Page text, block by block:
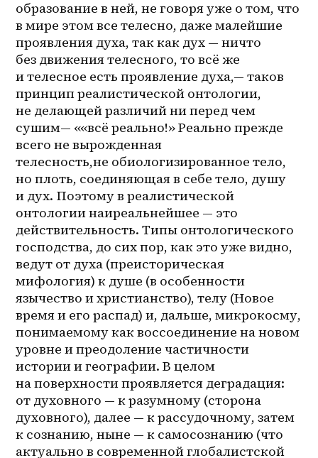
образование в ней, не говоря уже о том, что
в мире этом все телесно, даже малейшие
проявления духа, так как дух — ничто
без движения телесного, то всё же
и телесное есть проявление духа,— таков
принцип реалистической онтологии,
не делающей различий ни перед чем
сушим— ««всё реально!» Реально прежде
всего не вырожденная
телесность,не обиологизированное тело,
но плоть, соединяющая в себе тело, душу
и дух. Поэтому в реалистической
онтологии наиреальнейшее — это
действительность. Типы онтологического
господства, до сих пор, как это уже видно,
ведут от духа (преисторическая
мифология) к душе (в особенности
язычество и христианство), телу (Новое
время и его распад) и, дальше, микрокосму,
понимаемому как воссоединение на новом
уровне и преодоление частичности
истории и географии. В целом
на поверхности проявляется деградация:
от духовного — к разумному (сторона
духовного), далее — к рассудочному, затем
к сознанию, ныне — к самосознанию (что
актуально в современной глобалистской